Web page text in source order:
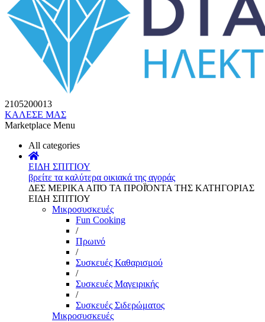
2105200013
ΚΑΛΕΣΕ ΜΑΣ
Marketplace Menu
All categories
ΕΙΔΗ ΣΠΙΤΙΟΥ
βρείτε τα καλύτερα οικιακά της αγοράς
ΔΕΣ ΜΕΡΙΚΑ ΑΠΌ ΤΑ ΠΡΟΪΌΝΤΑ ΤΗΣ ΚΑΤΗΓΟΡΙΑΣ
ΕΙΔΗ ΣΠΙΤΙΟΥ
Μικροσυσκευές
Fun Cooking
/
Πρωινό
/
Συσκευές Καθαρισμού
/
Συσκευές Μαγειρικής
/
Συσκευές Σιδερώματος
Μικροσυσκευές